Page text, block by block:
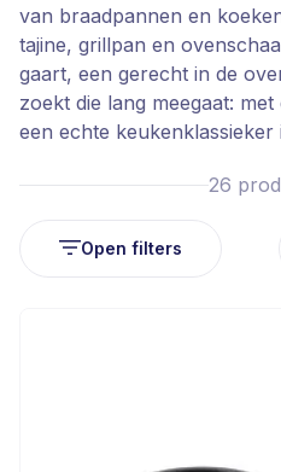
van braadpannen en
tajine, grillpan en
gaart, een gerecht in de
zoekt die lang meegaat:
een echte keukenklassieker
26
Open filters